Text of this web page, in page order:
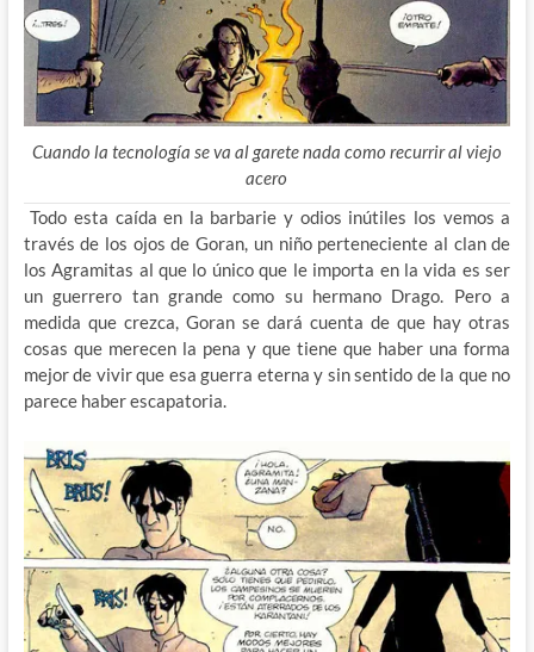
Cuando la tecnología se va al garete nada como recurrir al viejo
acero
Todo esta caída en la barbarie y odios inútiles los vemos a
través de los ojos de Goran, un niño perteneciente al clan de
los Agramitas al que lo único que le importa en la vida es ser
un guerrero tan grande como su hermano Drago. Pero a
medida que crezca, Goran se dará cuenta de que hay otras
cosas que merecen la pena y que tiene que haber una forma
mejor de vivir que esa guerra eterna y sin sentido de la que no
parece haber escapatoria.